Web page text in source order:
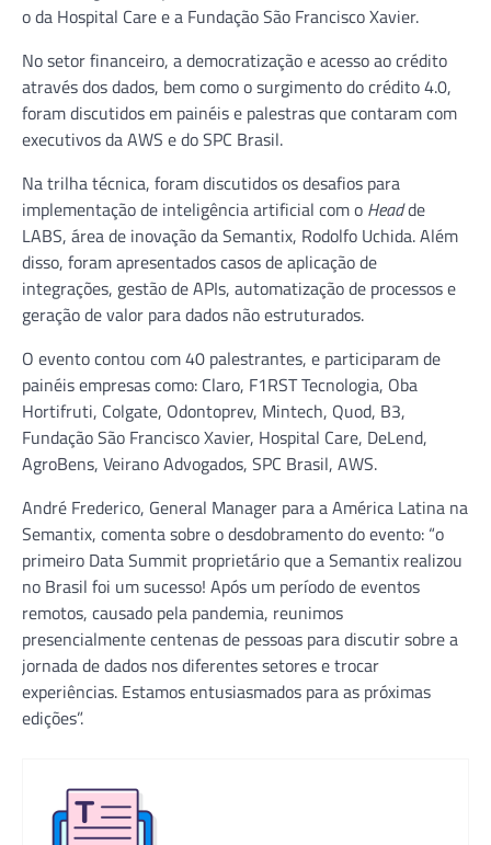
o da Hospital Care e a Fundação São Francisco Xavier.
No setor financeiro, a democratização e acesso ao crédito
através dos dados, bem como o surgimento do crédito 4.0,
foram discutidos em painéis e palestras que contaram com
executivos da AWS e do SPC Brasil.
Na trilha técnica, foram discutidos os desafios para
implementação de inteligência artificial com o Headde
LABS, área de inovação da Semantix, Rodolfo Uchida. Além
disso, foram apresentados casos de aplicação de
integrações, gestão de APIs, automatização de processos e
geração de valor para dados não estruturados.
O evento contou com 40 palestrantes, e participaram de
painéis empresas como: Claro, F1RST Tecnologia, Oba
Hortifruti, Colgate, Odontoprev, Mintech, Quod, B3,
Fundação São Francisco Xavier, Hospital Care, DeLend,
AgroBens, Veirano Advogados, SPC Brasil, AWS.
André Frederico, General Manager para a América Latina na
Semantix, comenta sobre o desdobramento do evento: “o
primeiro Data Summit proprietário que a Semantix realizou
no Brasil foi um sucesso! Após um período de eventos
remotos, causado pela pandemia, reunimos
presencialmente centenas de pessoas para discutir sobre a
jornada de dados nos diferentes setores e trocar
experiências. Estamos entusiasmados para as próximas
edições”.